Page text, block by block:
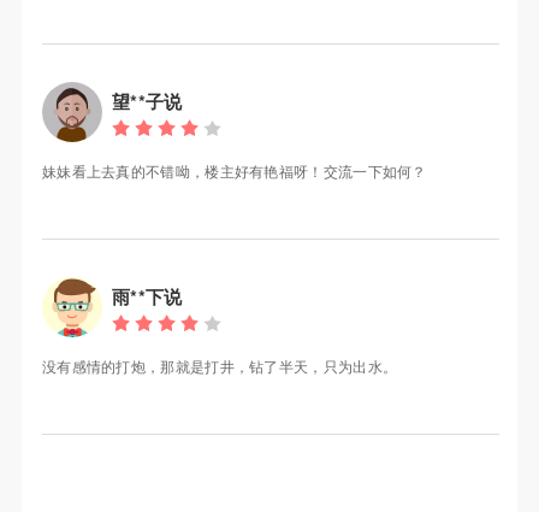
望**子说
妹妹看上去真的不错呦，楼主好有艳福呀！交流一下如何？
雨**下说
没有感情的打炮，那就是打井，钻了半天，只为出水。